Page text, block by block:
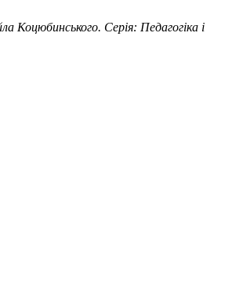
Коцюбинського. Серія: Педагогіка і